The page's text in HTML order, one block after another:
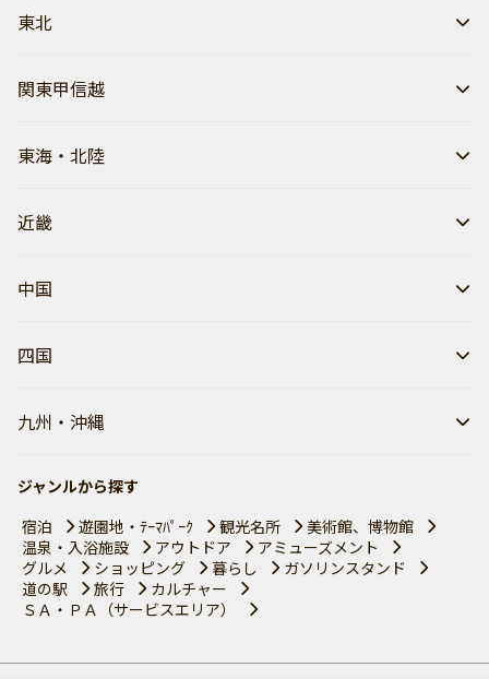
東北
関東甲信越
東海・北陸
近畿
中国
四国
九州・沖縄
ジャンルから探す
宿泊
遊園地・ﾃｰﾏﾊﾟｰｸ 観光名所
美術館、博物館
温泉・入浴施設
アウトドア
アミューズメント
グルメ
ショッピング 暮らし
ガソリンスタンド
道の駅
旅行
カルチャー
ＳＡ・ＰＡ（サービスエリア）